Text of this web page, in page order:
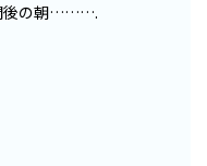
後の朝……….